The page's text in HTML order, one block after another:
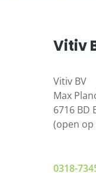
Vitiv
Vitiv BV
Max
6716 BD
(open op
0318-